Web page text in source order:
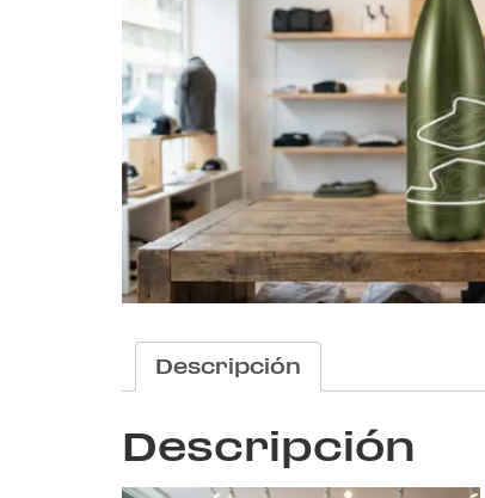
Descripción
Descripción